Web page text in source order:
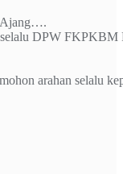
Ajang….
selalu DPW
arahan selalu